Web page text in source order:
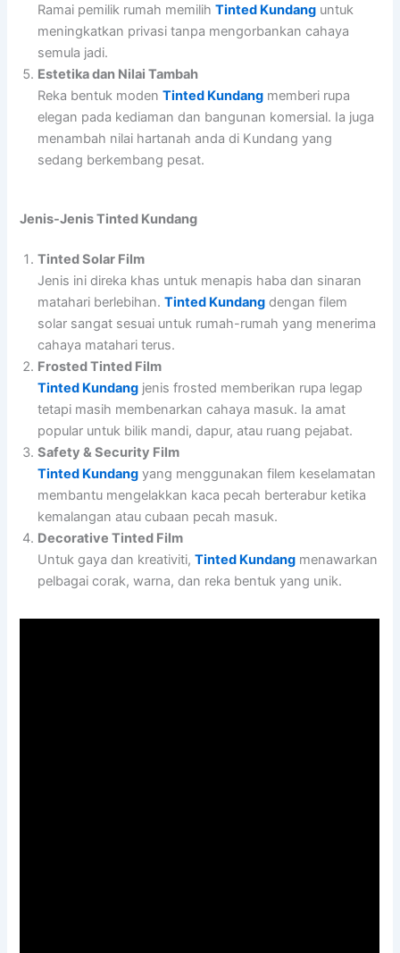
Ramai pemilik rumah memilihTinted Kundang untuk
meningkatkan privasi tanpa mengorbankan cahaya
semula jadi.
Estetika dan Nilai Tambah
Reka bentuk modenTinted Kundang memberi rupa
elegan pada kediaman dan bangunan komersial. Ia juga
menambah nilai hartanah anda di Kundang yang
sedang berkembang pesat.
Jenis-Jenis Tinted Kundang
Tinted Solar Film
Jenis ini direka khas untuk menapis haba dan sinaran
matahari berlebihan.Tinted Kundang dengan filem
solar sangat sesuai untuk rumah-rumah yang menerima
cahaya matahari terus.
Frosted Tinted Film
Tinted Kundang jenis frosted memberikan rupa legap
tetapi masih membenarkan cahaya masuk. Ia amat
popular untuk bilik mandi, dapur, atau ruang pejabat.
Safety & Security Film
Tinted Kundang yang menggunakan filem keselamatan
membantu mengelakkan kaca pecah berterabur ketika
kemalangan atau cubaan pecah masuk.
Decorative Tinted Film
Untuk gaya dan kreativiti,Tinted Kundang menawarkan
pelbagai corak, warna, dan reka bentuk yang unik.